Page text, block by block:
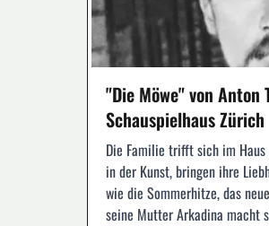
"Die Möwe" von Anton
Schauspielhaus Zürich
Die Familie trifft sich im Haus
in der Kunst, bringen ihre
wie die Sommerhitze, das
seine Mutter Arkadina macht